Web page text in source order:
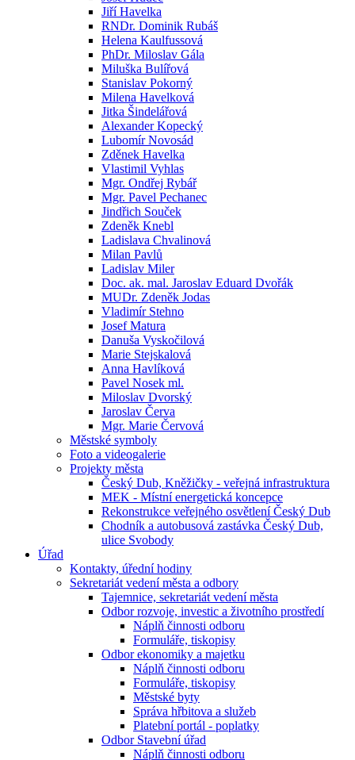
Jiří Havelka
RNDr. Dominik Rubáš
Helena Kaulfussová
PhDr. Miloslav Gála
Miluška Bulířová
Stanislav Pokorný
Milena Havelková
Jitka Šindelářová
Alexander Kopecký
Lubomír Novosád
Zděnek Havelka
Vlastimil Vyhlas
Mgr. Ondřej Rybář
Mgr. Pavel Pechanec
Jindřich Souček
Zdeněk Knebl
Ladislava Chvalinová
Milan Pavlů
Ladislav Miler
Doc. ak. mal. Jaroslav Eduard Dvořák
MUDr. Zdeněk Jodas
Vladimír Stehno
Josef Matura
Danuša Vyskočilová
Marie Stejskalová
Anna Havlíková
Pavel Nosek ml.
Miloslav Dvorský
Jaroslav Červa
Mgr. Marie Červová
Městské symboly
Foto a videogalerie
Projekty města
Český Dub, Kněžičky - veřejná infrastruktura
MEK - Místní energetická koncepce
Rekonstrukce veřejného osvětlení Český Dub
Chodník a autobusová zastávka Český Dub,
ulice Svobody
Úřad
Kontakty, úřední hodiny
Sekretariát vedení města a odbory
Tajemnice, sekretariát vedení města
Odbor rozvoje, investic a životního prostředí
Náplň činnosti odboru
Formuláře, tiskopisy
Odbor ekonomiky a majetku
Náplň činnosti odboru
Formuláře, tiskopisy
Městské byty
Správa hřbitova a služeb
Platební portál - poplatky
Odbor Stavební úřad
Náplň činnosti odboru